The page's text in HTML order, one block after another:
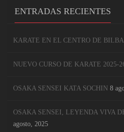
ENTRADAS RECIENTES
KARATE EN EL CENTRO DE
NUEVO CURSO DE KARATE 2025-
OSAKA SENSEI KATA SOCHIN 8
OSAKA SENSEI, LEYENDA VIVA
agosto, 2025